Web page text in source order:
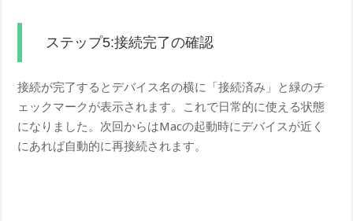
ステップ5:接続完了の確認
接続が完了するとデバイス名の横に「接続済み」と緑のチ
ェックマークが表示されます。これで日常的に使える状態
になりました。次回からはMacの起動時にデバイスが近く
にあれば自動的に再接続されます。